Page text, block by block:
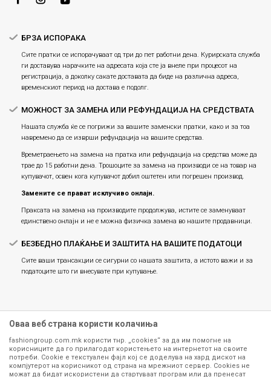
БРЗА ИСПОРАКА
Сите пратки се испорачуваат од три до пет работни дена. Курирската служба
ги доставува нарачките на адресата која сте ја внеле при процесот на
регистрација, а доколку сакате доставата да биде на различна адреса,
временскиот период на достава е подолг.
МОЖНОСТ ЗА ЗАМЕНА ИЛИ РЕФУНДАЦИЈА НА СРЕДСТВАТА
Нашата служба ќе се погрижи за вашите заменски пратки, како и за тоа
навремено да се изврши рефундација на вашите средства.
Времетраењето на замена на пратка или рефундацијa на средства може да
трае до 15 работни дена. Трошоците за замена на производи се на товар на
купувачот, освен кога купувачот добил оштетен или погрешен производ.
Замените се прават исклучиво онлајн.
Праксата на замена на производите продолжува, истите се заменуваат
единствено онлајн и не е можна физичка замена во нашите продавници.
БЕЗБЕДНО ПЛАЌАЊЕ И ЗАШТИТА НА ВАШИТЕ ПОДАТОЦИ
Сите ваши трансакции се сигурни со нашата заштита, а истото важи и за
податоците што ги внесувате при купување.
Оваа веб страна користи колачиња
fashiongroup.com.mk користи тнр. „cookies“ за да им помогне на
корисниците да го прилагодат користењето на интернетот на своите
потреби. Cookie е текстуален фајл кој се доделува на хард дискот на
компјутерот на корисникот од страна на мрежниот сервер. Cookies не
можат да бидат искористени да стартуваат програм или да пренесат